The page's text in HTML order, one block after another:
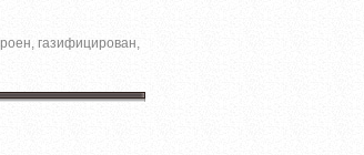
газифицирован,